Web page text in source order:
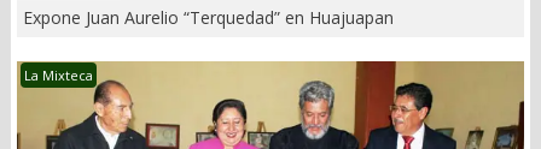
Expone Juan Aurelio “Terquedad” en Huajuapan
La Mixteca